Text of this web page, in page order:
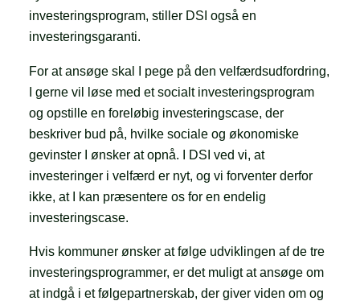
investeringsprogram, stiller DSI også en
investeringsgaranti.
For at ansøge skal I pege på den velfærdsudfordring,
I gerne vil løse med et socialt investeringsprogram
og opstille en foreløbig investeringscase, der
beskriver bud på, hvilke sociale og økonomiske
gevinster I ønsker at opnå. I DSI ved vi, at
investeringer i velfærd er nyt, og vi forventer derfor
ikke, at I kan præsentere os for en endelig
investeringscase.
Hvis kommuner ønsker at følge udviklingen af de tre
investeringsprogrammer, er det muligt at ansøge om
at indgå i et følgepartnerskab, der giver viden om og